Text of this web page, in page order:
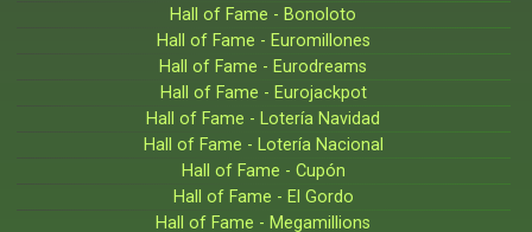
Hall of Fame - Bonoloto
Hall of Fame - Euromillones
Hall of Fame - Eurodreams
Hall of Fame - Eurojackpot
Hall of Fame - Lotería Navidad
Hall of Fame - Lotería Nacional
Hall of Fame - Cupón
Hall of Fame - El Gordo
Hall of Fame - Megamillions